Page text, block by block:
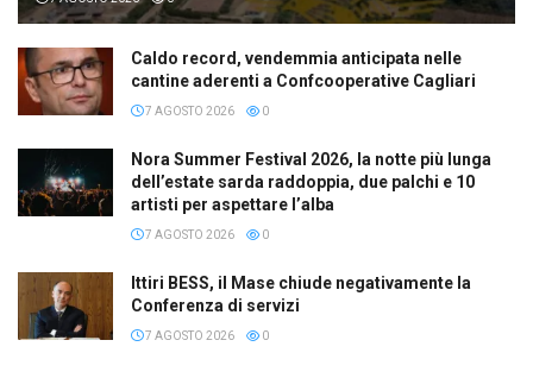
Caldo record, vendemmia anticipata nelle
cantine aderenti a Confcooperative Cagliari
7 AGOSTO 2026 0
Nora Summer Festival 2026, la notte più lunga
dell’estate sarda raddoppia, due palchi e 10
artisti per aspettare l’alba
7 AGOSTO 2026 0
Ittiri BESS, il Mase chiude negativamente la
Conferenza di servizi
7 AGOSTO 2026 0